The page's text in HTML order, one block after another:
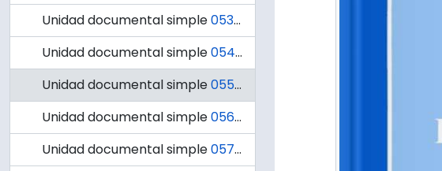
Unidad documental simple053 - Memoria de la Universidad de Concepción correspondiente al año 1982.
Unidad documental simple054 - Memoria de la Universidad de Concepción correspondiente al año 1983.
Unidad documental simple055 - Memoria de la Universidad de Concepción correspondiente al año 1984.
Unidad documental simple056 - Memoria de la Universidad de Concepción correspondiente al año 1985.
Unidad documental simple057 - Memoria de la Universidad de Concepción correspondiente al año 1986.